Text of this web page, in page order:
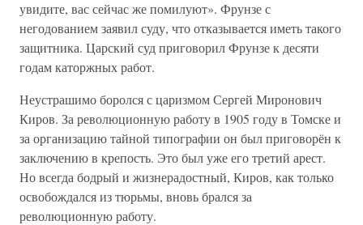
увидите, вас сейчас же помилуют». Фрунзе с
негодованием заявил суду, что отказывается иметь такого
защитника. Царский суд приговорил Фрунзе к десяти
годам каторжных работ.
Неустрашимо боролся с царизмом Сергей Миронович
Киров. За революционную работу в 1905 году в Томске и
за организацию тайной типографии он был приговорён к
заключению в крепость. Это был уже его третий арест.
Но всегда бодрый и жизнерадостный, Киров, как только
освобождался из тюрьмы, вновь брался за
революционную работу.